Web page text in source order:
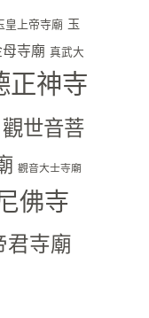
皇上帝寺廟 玉
寺廟 真武大
正神寺
觀世音菩
觀音大士寺廟
佛寺
君寺廟